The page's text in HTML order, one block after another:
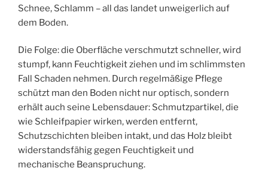
Schnee, Schlamm – all das landet unweigerlich auf
dem Boden.
Die Folge: die Oberfläche verschmutzt schneller, wird
stumpf, kann Feuchtigkeit ziehen und im schlimmsten
Fall Schaden nehmen. Durch regelmäßige Pflege
schützt man den Boden nicht nur optisch, sondern
erhält auch seine Lebensdauer: Schmutzpartikel, die
wie Schleifpapier wirken, werden entfernt,
Schutzschichten bleiben intakt, und das Holz bleibt
widerstandsfähig gegen Feuchtigkeit und
mechanische Beanspruchung.